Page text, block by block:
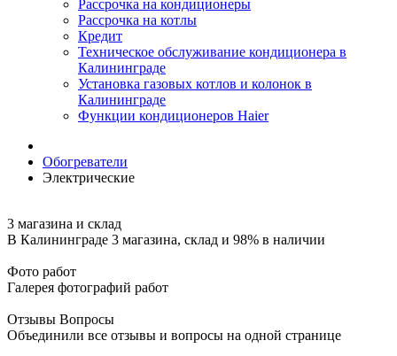
Рассрочка на кондиционеры
Рассрочка на котлы
Кредит
Техническое обслуживание кондиционера в
Калининграде
Установка газовых котлов и колонок в
Калининграде
Функции кондиционеров Haier
Обогреватели
Электрические
3 магазина и склад
В Калининграде 3 магазина, склад и 98% в наличии
Фото работ
Галерея фотографий работ
Отзывы Вопросы
Объединили все отзывы и вопросы на одной странице